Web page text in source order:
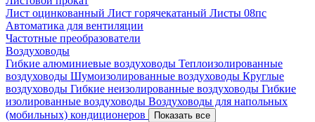
Лист оцинкованный Лист горячекатаный Листы 08пс
Автоматика для вентиляции
Частотные преобразователи
Воздуховоды
Гибкие алюминиевые воздуховоды Теплоизолированные
воздуховоды Шумоизолированные воздуховоды Круглые
воздуховоды Гибкие неизолированные воздуховоды Гибкие
изолированные воздуховоды Воздуховоды для напольных
(мобильных) кондиционеров
Показать все